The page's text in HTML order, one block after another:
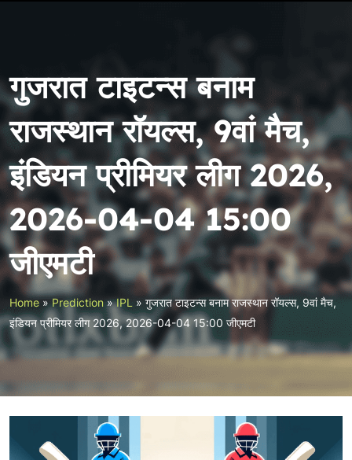
गुजरात टाइटन्स बनाम
राजस्थान रॉयल्स, 9वां मैच,
इंडियन प्रीमियर लीग 2026,
2026-04-04 15:00
जीएमटी
Home » Prediction»IPL »गुजरात टाइटन्स बनाम राजस्थान रॉयल्स, 9वां मैच,
इंडियन प्रीमियर लीग 2026, 2026-04-04 15:00 जीएमटी